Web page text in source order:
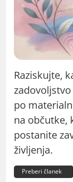
Raziskujte,
po
na občutke,
postanite
življenja.
Preberi članek